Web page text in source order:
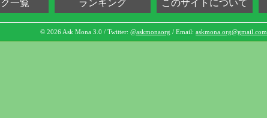
一覧 ランキング このサイトについて
© 2026 Ask Mona 3.0 / Twitter: @askmonaorg / Email: askmona.org@gmail.com